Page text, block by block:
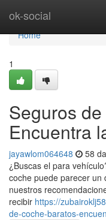
ok-social
Home
Home
1
Seguros
Encuentra
jayawlom064648 58
¿Buscas el para
coche puede parecer un
nuestros
recibir https://
de-coche-baratos-